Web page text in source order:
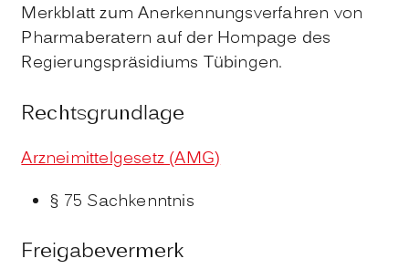
Merkblatt zum Anerkennungsverfahren von
Pharmaberatern auf der Hompage des
Regierungspräsidiums Tübingen.
Rechtsgrundlage
Arzneimittelgesetz (AMG)
§ 75 Sachkenntnis
Freigabevermerk